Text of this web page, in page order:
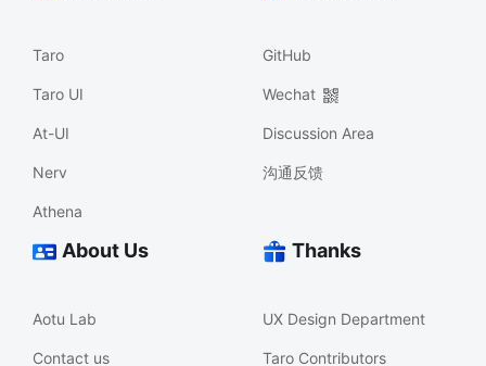
Taro
Taro UI
At-UI
Nerv
Athena
GitHub
Wechat
Discussion Area
沟通反馈
About Us
Aotu Lab
Contact us
Thanks
UX Design Department
Taro Contributors